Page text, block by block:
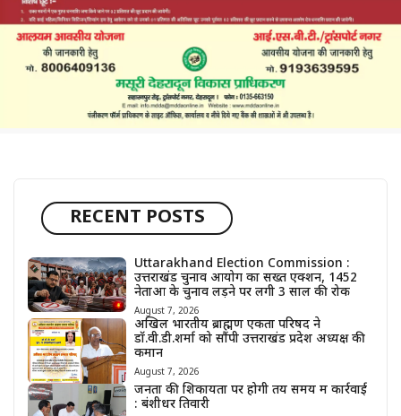
RECENT POSTS
Uttarakhand Election Commission :
उत्तराखंड चुनाव आयोग का सख्त एक्शन, 1452
नेताओं के चुनाव लड़ने पर लगी 3 साल की रोक
August 7, 2026
अखिल भारतीय ब्राह्मण एकता परिषद ने
डॉ.वी.डी.शर्मा को सौंपी उत्तराखंड प्रदेश अध्यक्ष की
कमान
August 7, 2026
जनता की शिकायतों पर होगी तय समय में कार्रवाई
: बंशीधर तिवारी